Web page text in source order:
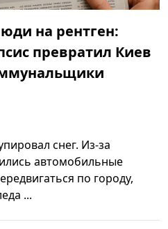
на рентген:
превратил Киев
снег. Из-за
автомобильные
по городу,
...